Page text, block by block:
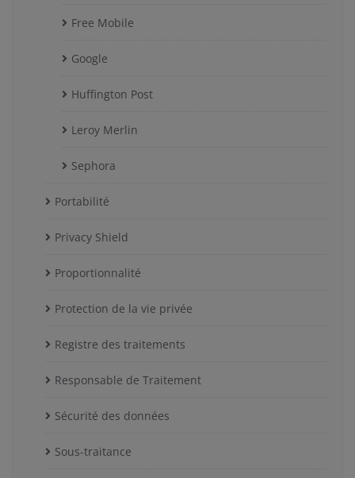
Free Mobile
Google
Huffington Post
Leroy Merlin
Sephora
Portabilité
Privacy Shield
Proportionnalité
Protection de la vie privée
Registre des traitements
Responsable de Traitement
Sécurité des données
Sous-traitance